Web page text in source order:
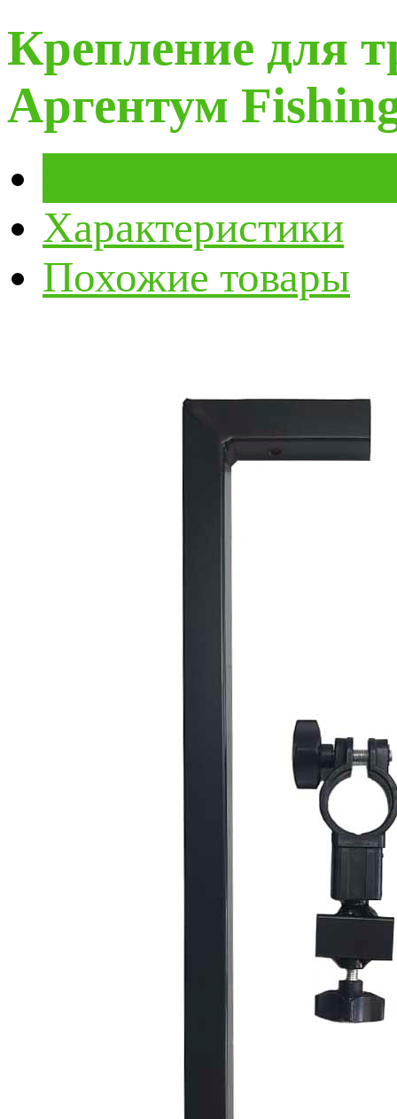
Крепление для
Аргентум
Характеристики
Похожие товары